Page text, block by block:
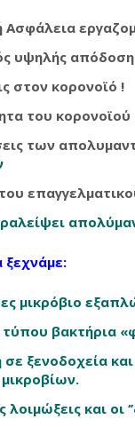
Ασφάλεια
υψηλής
στον κορονοϊό !
του
των
ξεχνάμε:
μικρόβιο
τύπου βακτήρια
ξενοδοχεία
λοιμώξεις και οι